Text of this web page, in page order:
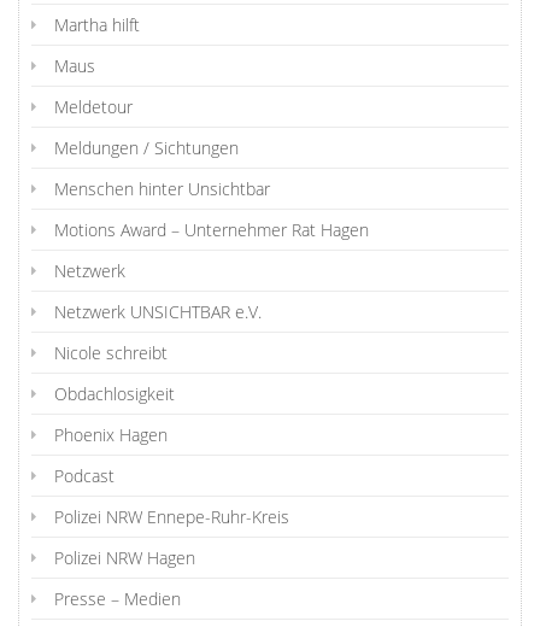
Martha hilft
Maus
Meldetour
Meldungen / Sichtungen
Menschen hinter Unsichtbar
Motions Award – Unternehmer Rat Hagen
Netzwerk
Netzwerk UNSICHTBAR e.V.
Nicole schreibt
Obdachlosigkeit
Phoenix Hagen
Podcast
Polizei NRW Ennepe-Ruhr-Kreis
Polizei NRW Hagen
Presse – Medien